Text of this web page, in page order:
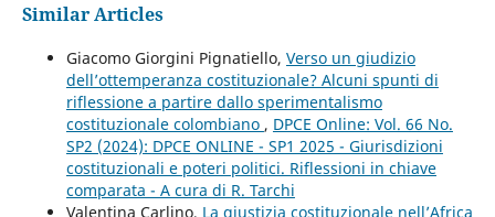
Similar Articles
Giacomo Giorgini Pignatiello, Verso un giudizio
dell’ottemperanza costituzionale? Alcuni spunti di
riflessione a partire dallo sperimentalismo
costituzionale colombiano , DPCE Online: Vol. 66 No.
SP2 (2024): DPCE ONLINE - SP1 2025 - Giurisdizioni
costituzionali e poteri politici. Riflessioni in chiave
comparata - A cura di R. Tarchi
Valentina Carlino, La giustizia costituzionale nell’Africa